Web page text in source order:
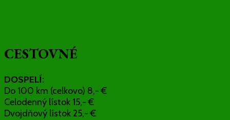
CESTOVNÉ
DOSPELÍ:
Do 100 km (celkovo) 8,- €
Celodenný lístok 15,- €
Dvojdňový lístok 25,- €